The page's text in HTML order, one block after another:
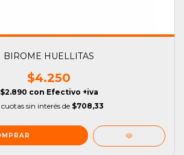
BIROME HUELLITAS
$4.250
$2.890 con Efectivo +iva
cuotas sin interés de $708,33